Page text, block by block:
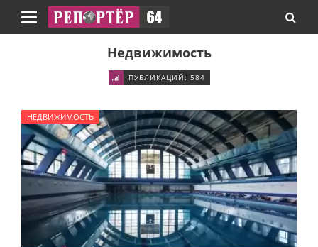
Навигация
Недвижимость
ПУБЛИКАЦИЙ: 584
НЕДВИЖИМОСТЬ